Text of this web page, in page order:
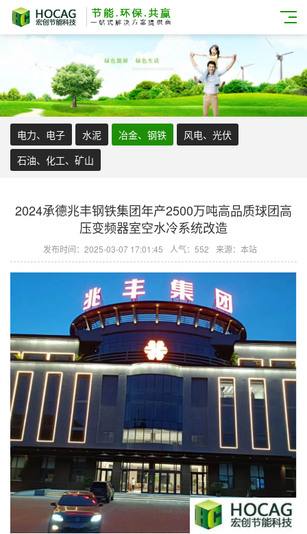
电力、电子 水泥 冶金、钢铁
风电、光伏
石油、化工、矿山
2024承德兆丰钢铁集团年产2500万吨高品质球团高
压变频器室空水冷系统改造
发布时间：2025-03-07 17:01:45 人气：552 来源：本站